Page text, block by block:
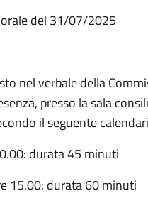
del 31/07/2025
nel verbale della
presso la sala
il seguente
durata 45 minuti
15.00: durata 60 minuti